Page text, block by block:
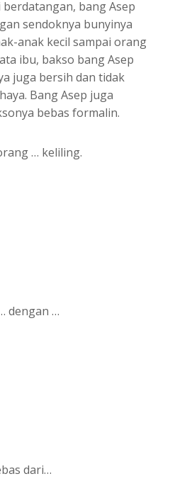
bang Asep
sendoknya bunyinya
anak kecil sampai orang
ibu, bakso bang Asep
juga bersih dan tidak
Bang Asep juga
bebas formalin.
… keliling.
dengan …
dari…